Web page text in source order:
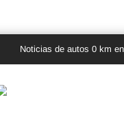
de autos 0 km en